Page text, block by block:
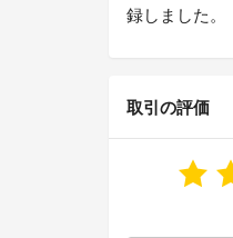
録しました。
取引の評価